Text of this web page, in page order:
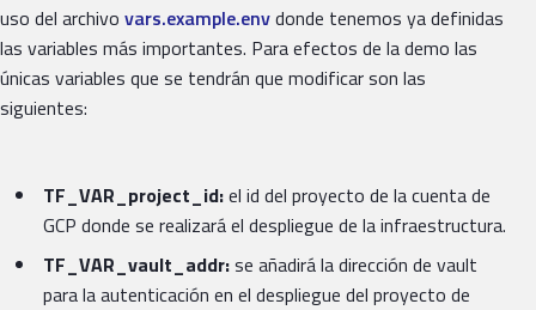
uso del archivo vars.example.envdonde tenemos ya definidas
las variables más importantes. Para efectos de la demo las
únicas variables que se tendrán que modificar son las
siguientes:
TF_VAR_project_id:el id del proyecto de la cuenta de
GCP donde se realizará el despliegue de la infraestructura.
TF_VAR_vault_addr:se añadirá la dirección de vault
para la autenticación en el despliegue del proyecto de